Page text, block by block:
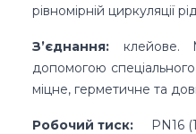
рівномірній циркуляції
З’єднання:
клейове.
допомогою
міцне, герметичне та
Робочий тиск: PN16